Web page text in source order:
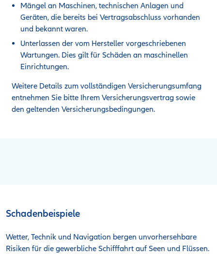
Mängel an Maschinen, technischen Anlagen und
Geräten, die bereits bei Vertragsabschluss vorhanden
und bekannt waren.
Unterlassen der vom Hersteller vorgeschriebenen
Wartungen. Dies gilt für Schäden an maschinellen
Einrichtungen.
Weitere Details zum vollständigen Versicherungsumfang
entnehmen Sie bitte Ihrem Versicherungsvertrag sowie
den geltenden Versicherungsbedingungen.
Schaden­beispiele
Wetter, Technik und Navigation bergen unvorhersehbare
Risiken für die gewerbliche Schifffahrt auf Seen und Flüssen.